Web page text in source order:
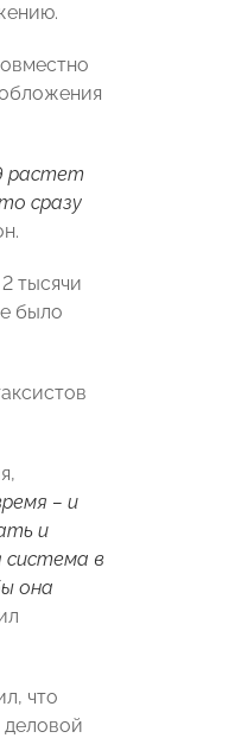
растет
сразу
тысячи
было
– и
и
система в
она
что
деловой